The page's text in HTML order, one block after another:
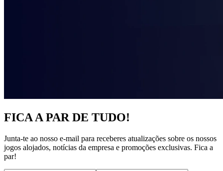
FICA A PAR DE TUDO!
Junta-te ao nosso e-mail para receberes atualizações sobre os nossos
jogos alojados, notícias da empresa e promoções exclusivas. Fica a
par!